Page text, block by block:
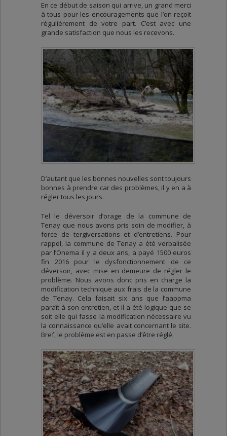
En ce début de saison qui arrive, un grand merci
à tous pour les encouragements que l’on reçoit
régulièrement de votre part. C’est avec une
grande satisfaction que nous les recevons.
D’autant que les bonnes nouvelles sont toujours
bonnes à prendre car des problèmes, il y en a à
régler tous les jours.
Tel le déversoir d’orage de la commune de
Tenay que nous avons pris soin de modifier, à
force de tergiversations et d’entretiens. Pour
rappel, la commune de Tenay a été verbalisée
par l’Onema il y a deux ans, a payé 1500 euros
fin 2016 pour le dysfonctionnement de ce
déversoir, avec mise en demeure de régler le
problème. Nous avons donc pris en charge la
modification technique aux frais de la commune
de Tenay. Cela faisait six ans que l’aappma
paraît à son entretien, et il a été logique que se
soit elle qui fasse la modification nécessaire vu
la connaissance qu’elle avait concernant le site.
Bref, le problème est en passe d’être réglé.